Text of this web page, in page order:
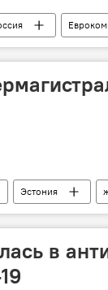
Эстония
в